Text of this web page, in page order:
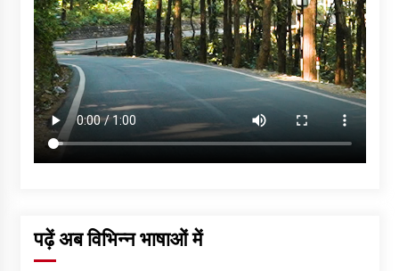
पढ़ें अब विभिन्न भाषाओं में